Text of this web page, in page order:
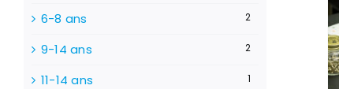
6-8 ans 2
9-14 ans 2
11-14 ans 1